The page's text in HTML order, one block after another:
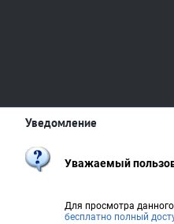
Уведомление
Уважаемый
Для просмотра
бесплатно полный